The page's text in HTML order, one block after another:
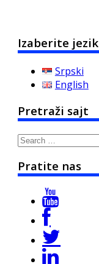
Izaberite jezik
Srpski
English
Pretraži sajt
Search
Pratite nas